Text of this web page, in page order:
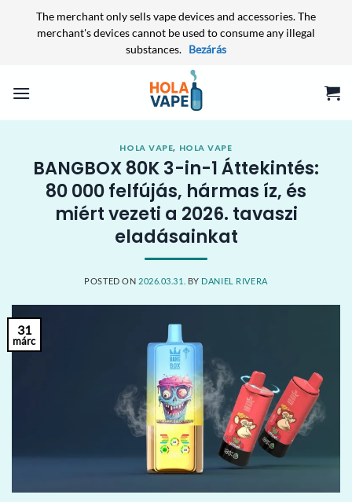
The merchant only sells vape devices and accessories. The
merchant's devices cannot be used to consume any illegal
substances. Bezárás
HOLA VAPE, HOLA VAPE
BANGBOX 80K 3-in-1 Áttekintés:
80 000 felfújás, hármas íz, és
miért vezeti a 2026. tavaszi
eladásainkat
POSTED ON 2026.03.31. BY DANIEL RIVERA
31
márc